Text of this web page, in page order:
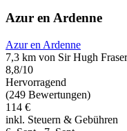
Azur en Ardenne
Azur en Ardenne
7,3 km von Sir Hugh
8,8/10
Hervorragend
(249 Bewertungen)
114 €
inkl. Steuern & Gebühren